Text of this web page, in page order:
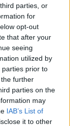
parties, or
for
opt-out
that after your
seeing
utilized by
parties prior to
further
parties on the
may
IAB’s List of
it to other
nutolimas
tikrai
Andy. Čia